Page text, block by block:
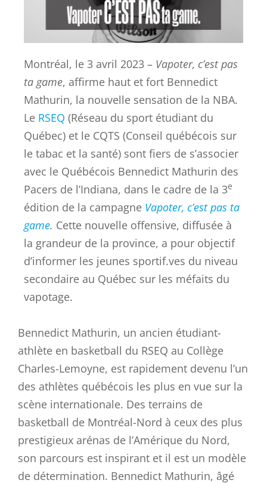
Montréal, le 3 avril 2023 – Vapoter, c’est pas
ta game, affirme haut et fort Bennedict
Mathurin, la nouvelle sensation de la NBA.
Le RSEQ (Réseau du sport étudiant du
Québec) et le CQTS (Conseil québécois sur
le tabac et la santé) sont fiers de s’associer
avec le Québécois Bennedict Mathurin des
Pacers de l’Indiana, dans le cadre de la 3e
édition de la campagne Vapoter, c’est pas ta
game. Cette nouvelle offensive, diffusée à
la grandeur de la province, a pour objectif
d’informer les jeunes sportif.ves du niveau
secondaire au Québec sur les méfaits du
vapotage.
Bennedict Mathurin, un ancien étudiant-
athlète en basketball du RSEQ au Collège
Charles-Lemoyne, est rapidement devenu l’un
des athlètes québécois les plus en vue sur la
scène internationale. Des terrains de
basketball de Montréal-Nord à ceux des plus
prestigieux arénas de l’Amérique du Nord,
son parcours est inspirant et il est un modèle
de détermination. Bennedict Mathurin, âgé